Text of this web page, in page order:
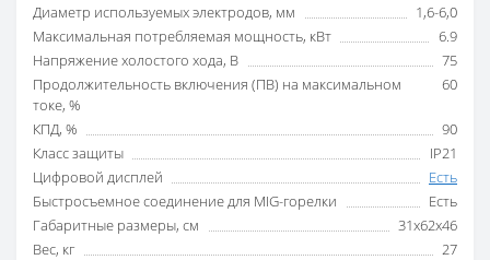
Диаметр используемых электродов, мм
1,6-6,0
Максимальная потребляемая мощность, кВт
6.9
Напряжение холостого хода, В
75
Продолжительность включения (ПВ) на максимальном
токе, %
60
КПД, %
90
Класс защиты
IP21
Цифровой дисплей
Есть
Быстросъемное соединение для MIG-горелки
Есть
Габаритные размеры, см
31х62х46
Вес, кг
27